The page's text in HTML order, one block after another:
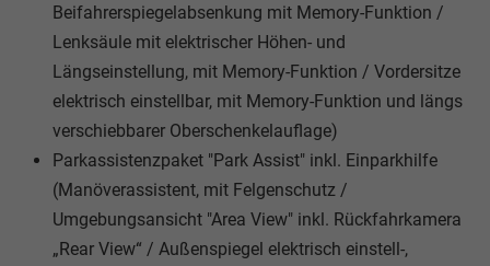
Beifahrerspiegelabsenkung mit Memory-Funktion /
Lenksäule mit elektrischer Höhen- und
Längseinstellung, mit Memory-Funktion / Vordersitze
elektrisch einstellbar, mit Memory-Funktion und längs
verschiebbarer Oberschenkelauflage)
Parkassistenzpaket "Park Assist" inkl. Einparkhilfe
(Manöverassistent, mit Felgenschutz /
Umgebungsansicht "Area View" inkl. Rückfahrkamera
„Rear View“ / Außenspiegel elektrisch einstell-,